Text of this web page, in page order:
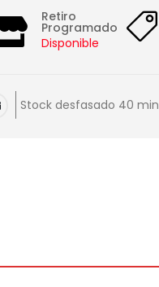
Retiro
Programado
Disponible
Stock desfasado 40 min